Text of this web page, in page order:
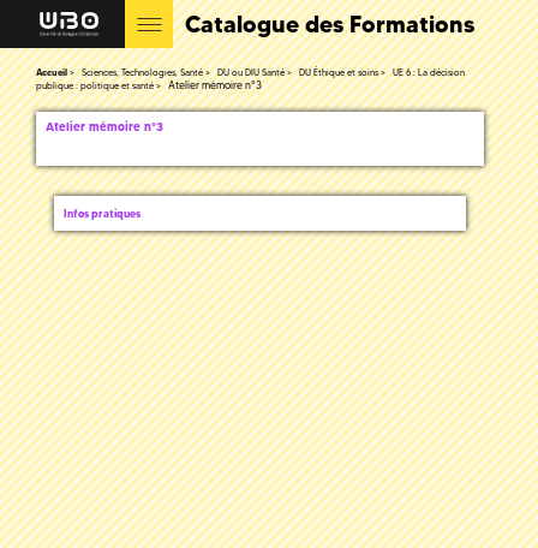
Catalogue des Formations
Accueil Sciences, Technologies, Santé DU ou DIU Santé DU Éthique et soins
UE 6 : La décision
publique : politique et santé
Atelier mémoire n°3
Atelier mémoire n°3
Infos pratiques